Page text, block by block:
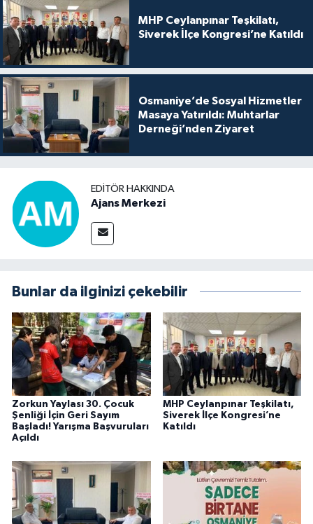
MHP Ceylanpınar Teşkilatı,
Siverek İlçe Kongresi’ne Katıldı
Osmaniye’de Sosyal Hizmetler
Masaya Yatırıldı: Muhtarlar
Derneği’nden Ziyaret
EDITÖR HAKKINDA
Ajans Merkezi
Bunlar da ilginizi çekebilir
Zorkun Yaylası 30. Çocuk
Şenliği İçin Geri Sayım
Başladı! Yarışma Başvuruları
Açıldı
MHP Ceylanpınar Teşkilatı,
Siverek İlçe Kongresi’ne
Katıldı